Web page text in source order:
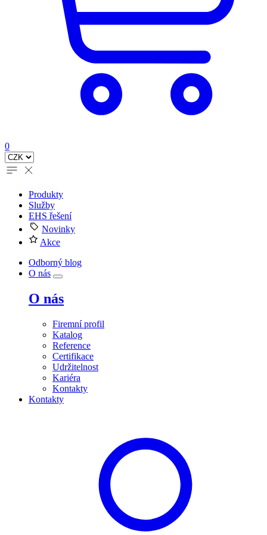
0
Produkty
Služby
EHS řešení
Novinky
Akce
Odborný blog
O nás
O nás
Firemní profil
Katalog
Reference
Certifikace
Udržitelnost
Kariéra
Kontakty
Kontakty